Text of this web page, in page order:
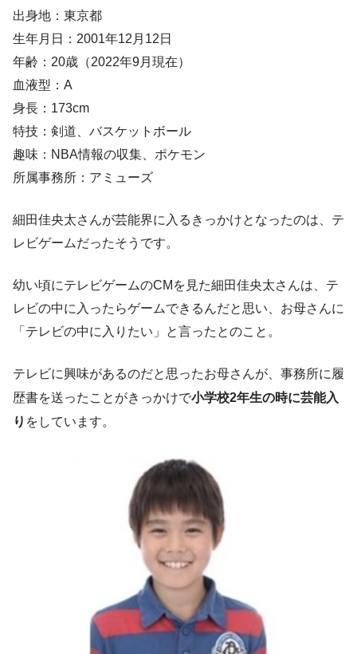
出身地：東京都
生年月日：2001年12月12日
年齢：20歳（2022年9月現在）
血液型：A
身長：173cm
特技：剣道、バスケットボール
趣味：NBA情報の収集、ポケモン
所属事務所：アミューズ
細田佳央太さんが芸能界に入るきっかけとなったのは、テ
レビゲームだったそうです。
幼い頃にテレビゲームのCMを見た細田佳央太さんは、テ
レビの中に入ったらゲームできるんだと思い、お母さんに
「テレビの中に入りたい」と言ったとのこと。
テレビに興味があるのだと思ったお母さんが、事務所に履
歴書を送ったことがきっかけで小学校2年生の時に芸能入
り をしています。